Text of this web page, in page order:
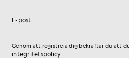
E-postadress
Genom att registrera dig bekräftar du att
integritetspolicy